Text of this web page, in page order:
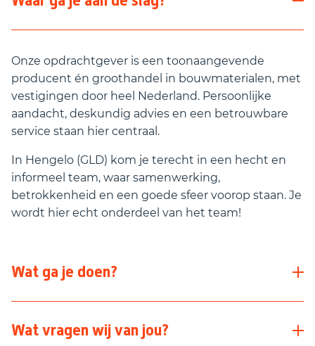
Onze opdrachtgever is een toonaangevende
producent én groothandel in bouwmaterialen, met
vestigingen door heel Nederland. Persoonlijke
aandacht, deskundig advies en een betrouwbare
service staan hier centraal.
In Hengelo (GLD) kom je terecht in een hecht en
informeel team, waar samenwerking,
betrokkenheid en een goede sfeer voorop staan. Je
wordt hier echt onderdeel van het team!
Wat ga je doen?
Als zaterdagkracht ben jij hét gezicht van de
Bouwshop. Jij zorgt dat klanten zich welkom
Wat vragen wij van jou?